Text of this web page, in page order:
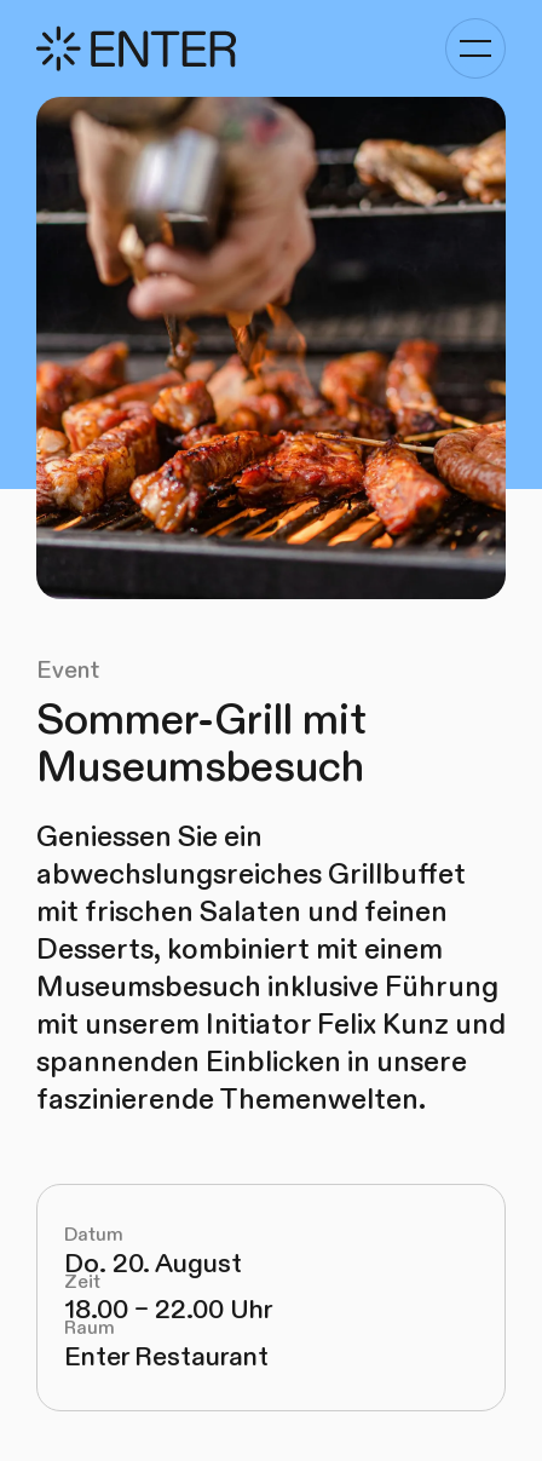
anzeigen
Event
Sommer-Grill mit
Museumsbesuch
Geniessen Sie ein
abwechslungsreiches Grillbuffet
mit frischen Salaten und feinen
Desserts, kombiniert mit einem
Museumsbesuch inklusive Führung
mit unserem Initiator Felix Kunz und
spannenden Einblicken in unsere
faszinierende Themenwelten.
Datum
Do. 20. August
Zeit
18.00 – 22.00 Uhr
Raum
Enter Restaurant